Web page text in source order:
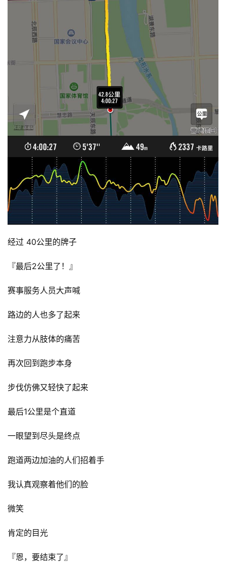
备
视
精
选
动
经过 40公里的牌子
『最后2公里了！』
赛事服务人员大声喊
路边的人也多了起来
注意力从肢体的痛苦
再次回到跑步本身
步伐仿佛又轻快了起来
最后1公里是个直道
一眼望到尽头是终点
跑道两边加油的人们招着手
我认真观察着他们的脸
微笑
肯定的目光
『恩，要结束了』